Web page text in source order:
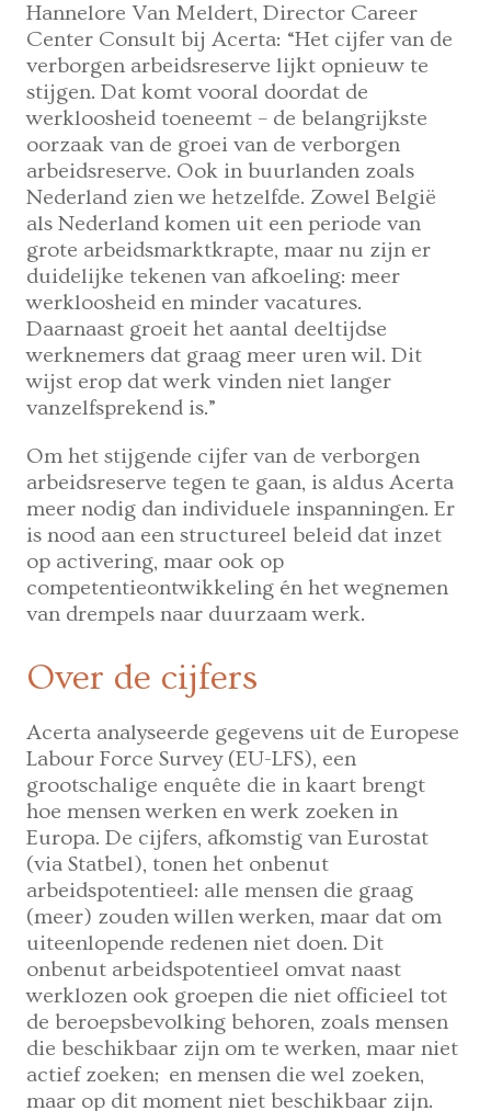
Hannelore Van Meldert, Director Career
Center Consult bij Acerta: “Het cijfer van de
verborgen arbeidsreserve lijkt opnieuw te
stijgen. Dat komt vooral doordat de
werkloosheid toeneemt – de belangrijkste
oorzaak van de groei van de verborgen
arbeidsreserve. Ook in buurlanden zoals
Nederland zien we hetzelfde. Zowel België
als Nederland komen uit een periode van
grote arbeidsmarktkrapte, maar nu zijn er
duidelijke tekenen van afkoeling: meer
werkloosheid en minder vacatures.
Daarnaast groeit het aantal deeltijdse
werknemers dat graag meer uren wil. Dit
wijst erop dat werk vinden niet langer
vanzelfsprekend is.”
Om het stijgende cijfer van de verborgen
arbeidsreserve tegen te gaan, is aldus Acerta
meer nodig dan individuele inspanningen. Er
is nood aan een structureel beleid dat inzet
op activering, maar ook op
competentieontwikkeling én het wegnemen
van drempels naar duurzaam werk.
Over de cijfers
Acerta analyseerde gegevens uit de Europese
Labour Force Survey (EU-LFS), een
grootschalige enquête die in kaart brengt
hoe mensen werken en werk zoeken in
Europa. De cijfers, afkomstig van Eurostat
(via Statbel), tonen het onbenut
arbeidspotentieel: alle mensen die graag
(meer) zouden willen werken, maar dat om
uiteenlopende redenen niet doen. Dit
onbenut arbeidspotentieel omvat naast
werklozen ook groepen die niet officieel tot
de beroepsbevolking behoren, zoals mensen
die beschikbaar zijn om te werken, maar niet
actief zoeken; en mensen die wel zoeken,
maar op dit moment niet beschikbaar zijn.